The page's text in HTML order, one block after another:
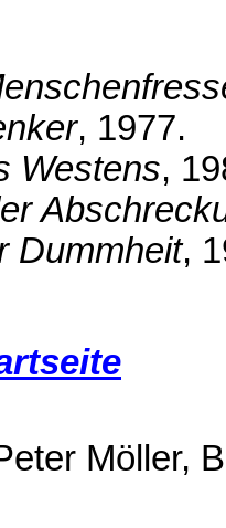
, 1977.
Westens,
Dummheit,
Möller,